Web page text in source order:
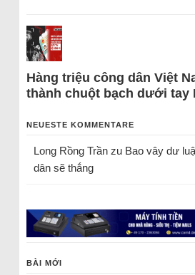
Hàng triệu công dân Việt
thành chuột bạch dưới tay
NEUESTE KOMMENTARE
Long Rồng Trầnzu Bao vây dư
dân sẽ thắng
BÀI MỚI